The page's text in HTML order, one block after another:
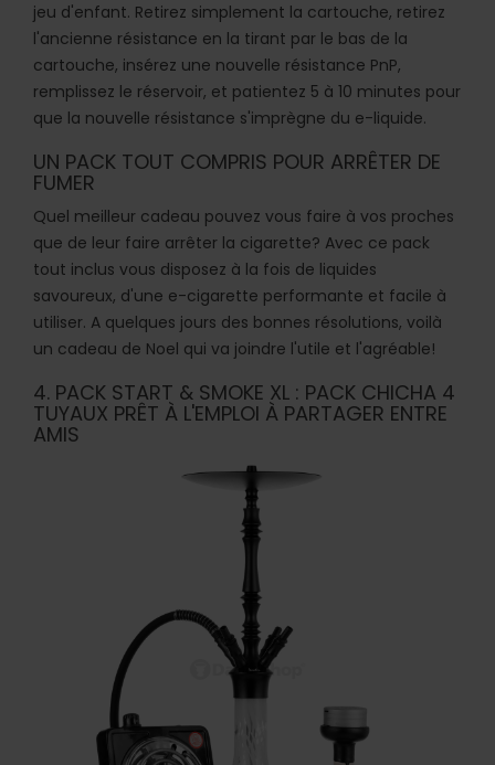
jeu d'enfant. Retirez simplement la cartouche, retirez
l'ancienne résistance en la tirant par le bas de la
cartouche, insérez une nouvelle résistance PnP,
remplissez le réservoir, et patientez 5 à 10 minutes pour
que la nouvelle résistance s'imprègne du e-liquide.
UN PACK TOUT COMPRIS POUR ARRÊTER DE
FUMER
Quel meilleur cadeau pouvez vous faire à vos proches
que de leur faire arrêter la cigarette? Avec ce pack
tout inclus vous disposez à la fois de liquides
savoureux, d'une e-cigarette performante et facile à
utiliser. A quelques jours des bonnes résolutions, voilà
un cadeau de Noel qui va joindre l'utile et l'agréable!
4. PACK START & SMOKE XL : PACK CHICHA 4
TUYAUX PRÊT À L'EMPLOI À PARTAGER ENTRE
AMIS